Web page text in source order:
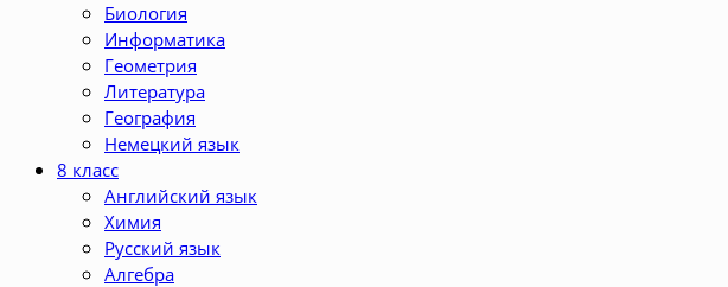
Биология
Информатика
Геометрия
Литература
География
Немецкий язык
8 класс
Английский язык
Химия
Русский язык
Алгебра